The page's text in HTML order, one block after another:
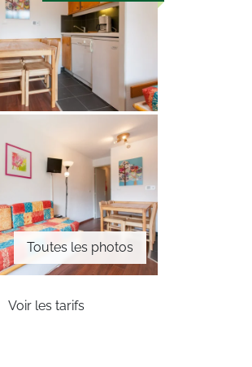
Toutes les photos
Voir les tarifs